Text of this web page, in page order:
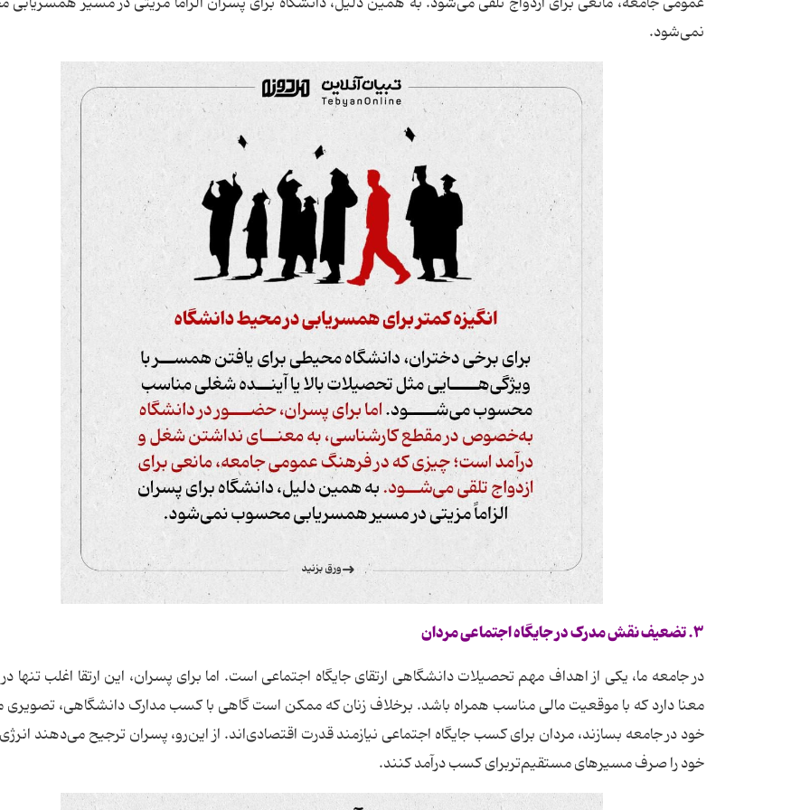
نمی‌شود.
۳.تضعیف نقش مدرک در جایگاه اجتماعی مردان
در جامعه ما، یکی از اهداف مهم تحصیلات دانشگاهی ارتقای جایگاه اجتماعی است. اما برای پسران، این ارتقا اغلب تنها
معنا دارد که با موقعیت مالی مناسب همراه باشد. برخلاف زنان که ممکن است گاهی با کسب مدارک دانشگاهی، تصویری
خود در جامعه بسازند، مردان برای کسب جایگاه اجتماعی نیازمند قدرت اقتصادی‌اند. از این‌رو، پسران ترجیح می‌دهند
خود را صرف مسیرهای مستقیم‌تربرای کسب درآمد کنند.